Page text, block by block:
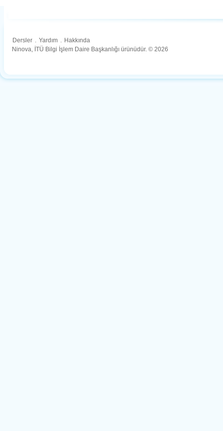
Dersler . Yardım . Hakkında
Ninova, İTÜ Bilgi İşlem Daire Başkanlığı ürünüdür. © 2026